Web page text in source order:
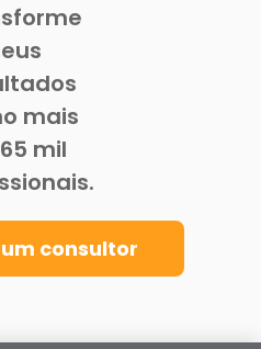
mais
mil
consultor